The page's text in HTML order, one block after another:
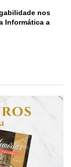
nos
Informática a